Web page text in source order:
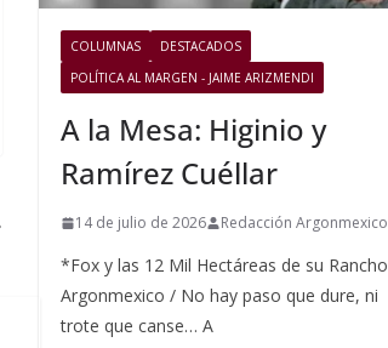
COLUMNAS
DESTACADOS
POLÍTICA AL MARGEN - JAIME ARIZMENDI
A la Mesa: Higinio y
Ramírez Cuéllar
14 de julio de 2026 Redacción Argonmexico
*Fox y las 12 Mil Hectáreas de su Rancho
Argonmexico / No hay paso que dure, ni
trote que canse… A